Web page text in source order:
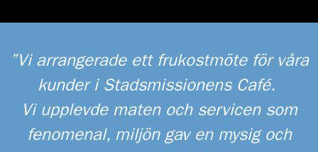
Vi arrangerade ett frukostmöte för våra
kunder i Stadsmissionens Café.
Vi upplevde maten och servicen som
fenomenal, miljön gav en mysig och